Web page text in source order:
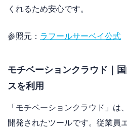
くれるため安心です。
参照元： ラフールサーベイ公式
モチベーションクラウド｜
スを利用
「モチベーションクラウド」は
開発されたツールです。従業員